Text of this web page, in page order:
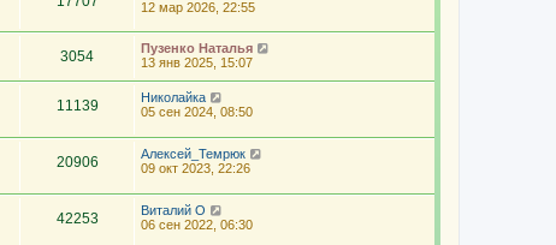
12 мар 2026, 22:55
3054
Пузенко Наталья
13 янв 2025, 15:07
11139
Николайка
05 сен 2024, 08:50
20906
Алексей_Темрюк
09 окт 2023, 22:26
42253
Виталий О
06 сен 2022, 06:30